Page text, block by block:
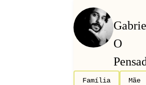
O
Família Mãe